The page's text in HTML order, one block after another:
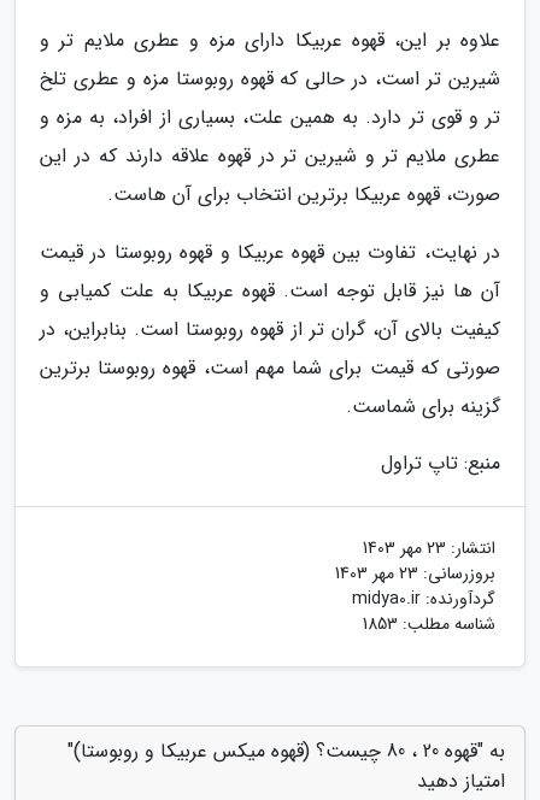
علاوه بر این، قهوه عربیکا دارای مزه و عطری ملایم تر و
شیرین تر است، در حالی که قهوه روبوستا مزه و عطری تلخ
تر و قوی تر دارد. به همین علت، بسیاری از افراد، به مزه و
عطری ملایم تر و شیرین تر در قهوه علاقه دارند که در این
صورت، قهوه عربیکا برترین انتخاب برای آن هاست.
در نهایت، تفاوت بین قهوه عربیکا و قهوه روبوستا در قیمت
آن ها نیز قابل توجه است. قهوه عربیکا به علت کمیابی و
کیفیت بالای آن، گران تر از قهوه روبوستا است. بنابراین، در
صورتی که قیمت برای شما مهم است، قهوه روبوستا برترین
گزینه برای شماست.
منبع: تاپ تراول
انتشار: 23 مهر 1403
بروزرسانی: 23 مهر 1403
گردآورنده: midya0.ir
شناسه مطلب: 1853
به "قهوه 20 ، 80 چیست؟ (قهوه میکس عربیکا و روبوستا)"
امتیاز دهید